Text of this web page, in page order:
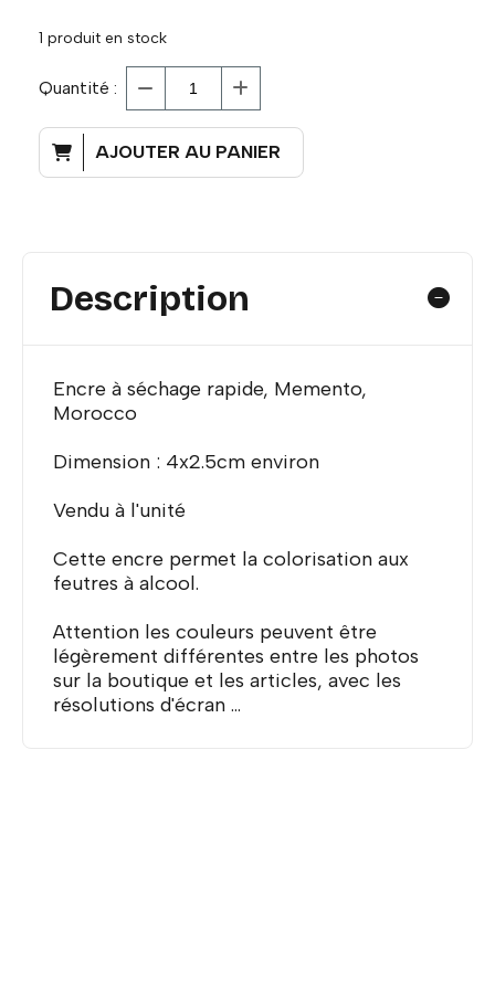
1 produit en stock
Quantité :
AJOUTER AU PANIER
Description
Encre à séchage rapide, Memento,
Morocco
Dimension : 4x2.5cm environ
Vendu à l'unité
Cette encre permet la colorisation aux
feutres à alcool.
Attention les couleurs peuvent être
légèrement différentes entre les photos
sur la boutique et les articles, avec les
résolutions d'écran ...